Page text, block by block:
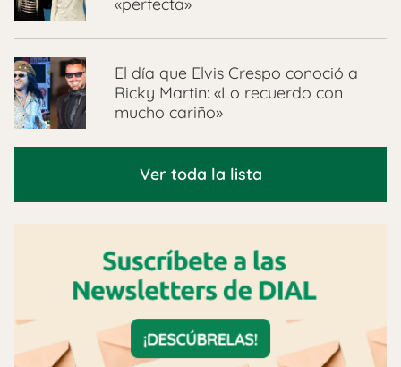
El día que Elvis Crespo conoció a
Ricky Martin: «Lo recuerdo con
mucho cariño»
Ver toda la lista